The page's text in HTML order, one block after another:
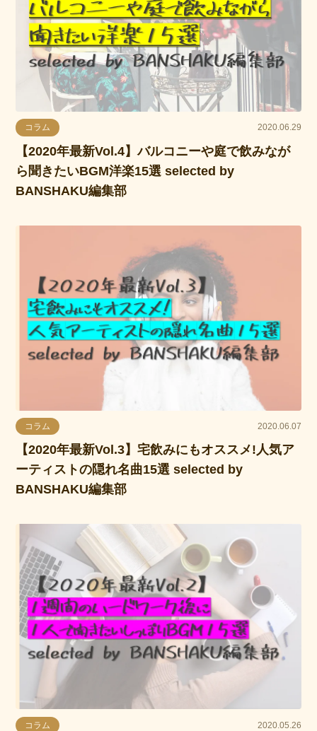
コラム 2020.06.29
【2020年最新Vol.4】バルコニーや庭で飲みなが
ら聞きたいBGM洋楽15選 selected by
BANSHAKU編集部
コラム 2020.06.07
【2020年最新Vol.3】宅飲みにもオススメ!人気ア
ーティストの隠れ名曲15選 selected by
BANSHAKU編集部
コラム 2020.05.26